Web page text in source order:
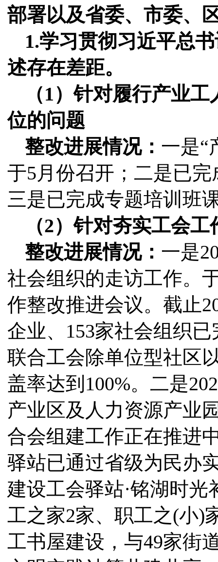
部署以及省委、市委、
1.学习贯彻习近平总
述存在差距。
（1）针对履行产业
位的问题
整改进展情况： 一是“
于5月份召开；二是已
三是已完成专题培训班
（2）针对夯实工会
整改进展情况： 一是
社会组织的走访工作。
作整改推进会议。截止
企业、153家社会组织
联合工会除单位型社区
盖率达到100%。二是
产业区及人力资源产业
合会组建工作正在推进
驿站已通过省级为民办
建设工会驿站·铭湖时
工之家2家、职工之(小)
工书屋建设，与49家街